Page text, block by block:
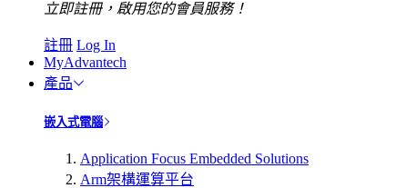
立即註冊，啟用您的會員服務！
註冊 Log In
MyAdvantech
產品
嵌入式電腦
Application Focus Embedded Solutions
Arm架構運算平台